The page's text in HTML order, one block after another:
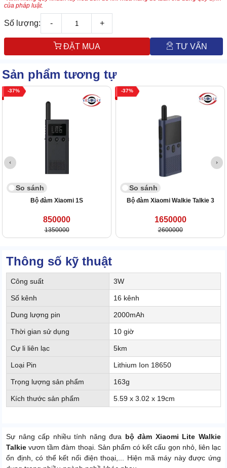
của pháp luật.
Số lượng: - +
ĐẶT MUA TƯ VẤN
Sản phẩm tương tự
37
So sánh
Bộ đàm Xiaomi 1S
850000
1350000
37
So sánh
Bộ đàm Xiaomi Walkie Talkie 3
1650000
2600000
Thông số kỹ thuật
Công suất 3W
Số kênh 16 kênh
Dung lượng pin 2000mAh
Thời gian sử dụng 10 giờ
Cự li liên lạc 5km
Loại Pin Lithium Ion 18650
Trọng lượng sản phẩm 163g
Kích thước sản phẩm 5.59 x 3.02 x 19cm
Sự nâng cấp nhiều tính năng đưa bộ đàm Xiaomi Lite Walkie
Talkie vươn tầm đàm thoại. Sản phẩm có kết cấu gọn nhỏ, liên lạc
ổn định, có thể kết nối điện thoại,... Hiện mã máy này được ứng